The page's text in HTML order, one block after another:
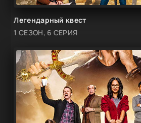
Легендарный квест
1 СЕЗОН, 6 СЕРИЯ